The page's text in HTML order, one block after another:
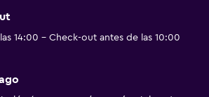
14:00 - Check-out antes de las 10:00